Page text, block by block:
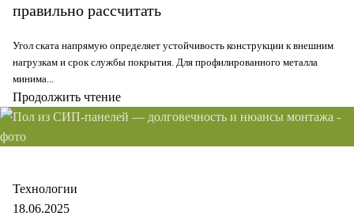
правильно рассчитать
Угол ската напрямую определяет устойчивость конструкции к внешним
нагрузкам и срок службы покрытия. Для профилированного металла
минима...
Продолжить чтение
Технологии
18.06.2025